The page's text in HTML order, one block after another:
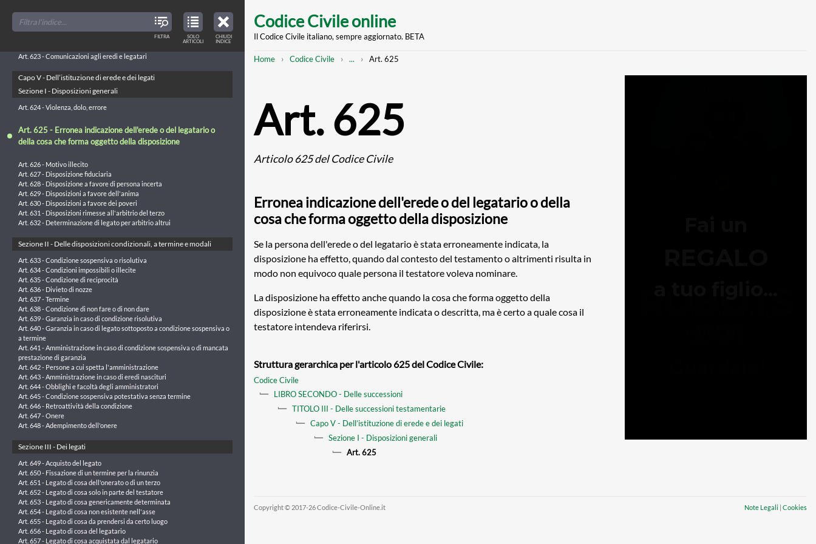
TABLE
OF
CONTENTS
CHIUDI
INDICE
main
Codice Civile online
Il Codice Civile italiano, sempre aggiornato. BETA
Breadcrumb
Home Codice Civile
Mostra
... Art. 625
Art. 625
Articolo 625 del Codice Civile
Erronea indicazione dell'erede o del legatario o della
cosa che forma oggetto della disposizione
Se la persona dell'erede o del legatario è stata erroneamente indicata, la
disposizione ha effetto, quando dal contesto del testamento o altrimenti risulta in
modo non equivoco quale persona il testatore voleva nominare.
La disposizione ha effetto anche quando la cosa che forma oggetto della
disposizione è stata erroneamente indicata o descritta, ma è certo a quale cosa il
testatore intendeva riferirsi.
Struttura gerarchica per l'articolo 625 del Codice Civile:
Codice Civile
LIBRO SECONDO - Delle successioni
TITOLO III - Delle successioni testamentarie
Capo V - Dell’istituzione di erede e dei legati
Sezione I - Disposizioni generali
Art. 625
Copyright © 2017-26 Codice-Civile-Online.it Note Legali | Cookies
TOC
TITLES
FILTRA
VIEW
ONLY
ARTICLES
IN
TABLE
SOLO
ARTICOLI
testamenti segreti
Art. 620 - Pubblicazione del testamento olografo
Art. 621 - Pubblicazione del testamento segreto
Art. 623 - Comunicazioni agli eredi e legatari
Capo V - Dell’istituzione di erede e dei legati
Sezione I - Disposizioni generali
Art. 624 - Violenza, dolo, errore
Art. 625 - Erronea indicazione dell'erede o del legatario o
della cosa che forma oggetto della disposizione
Art. 626 - Motivo illecito
Art. 627 - Disposizione fiduciaria
Art. 628 - Disposizione a favore di persona incerta
Art. 629 - Disposizioni a favore dell'anima
Art. 630 - Disposizioni a favore dei poveri
Art. 631 - Disposizioni rimesse all'arbitrio del terzo
Art. 632 - Determinazione di legato per arbitrio altrui
Sezione II - Delle disposizioni condizionali, a termine e modali
Art. 633 - Condizione sospensiva o risolutiva
Art. 634 - Condizioni impossibili o illecite
Art. 635 - Condizione di reciprocità
Art. 636 - Divieto di nozze
Art. 637 - Termine
Art. 638 - Condizione di non fare o di non dare
Art. 639 - Garanzia in caso di condizione risolutiva
Art. 640 - Garanzia in caso di legato sottoposto a condizione sospensiva o
a termine
Art. 641 - Amministrazione in caso di condizione sospensiva o di mancata
prestazione di garanzia
Art. 642 - Persone a cui spetta l'amministrazione
Art. 643 - Amministrazione in caso di eredi nascituri
Art. 644 - Obblighi e facoltà degli amministratori
Art. 645 - Condizione sospensiva potestativa senza termine
Art. 646 - Retroattività della condizione
Art. 647 - Onere
Art. 648 - Adempimento dell'onere
Sezione III - Dei legati
Art. 649 - Acquisto del legato
Art. 650 - Fissazione di un termine per la rinunzia
Art. 651 - Legato di cosa dell'onerato o di un terzo
Art. 652 - Legato di cosa solo in parte del testatore
Art. 653 - Legato di cosa genericamente determinata
Art. 654 - Legato di cosa non esistente nell'asse
Art. 655 - Legato di cosa da prendersi da certo luogo
Art. 656 - Legato di cosa del legatario
Art. 657 - Legato di cosa acquistata dal legatario